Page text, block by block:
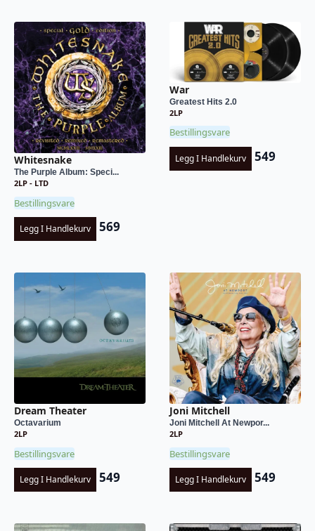
Whitesnake
The Purple Album: Speci...
2LP - LTD
Bestillingsvare
Legg I Handlekurv 569
War
Greatest Hits 2.0
2LP
Bestillingsvare
Legg I Handlekurv 549
Dream Theater
Octavarium
2LP
Bestillingsvare
Legg I Handlekurv 549
Joni Mitchell
Joni Mitchell At Newpor...
2LP
Bestillingsvare
Legg I Handlekurv 549